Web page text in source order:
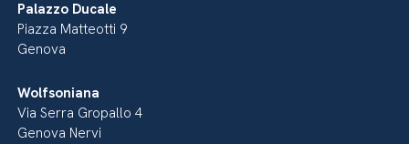
Palazzo Ducale
Piazza Matteotti 9
Genova
Wolfsoniana
Via Serra Gropallo 4
Genova Nervi